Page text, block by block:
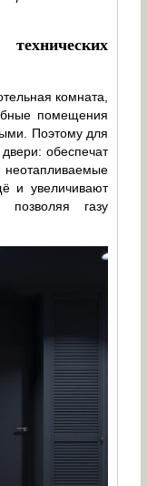
комната,
помещения
Поэтому для
обеспечат
неотапливаемые
и увеличивают
газу